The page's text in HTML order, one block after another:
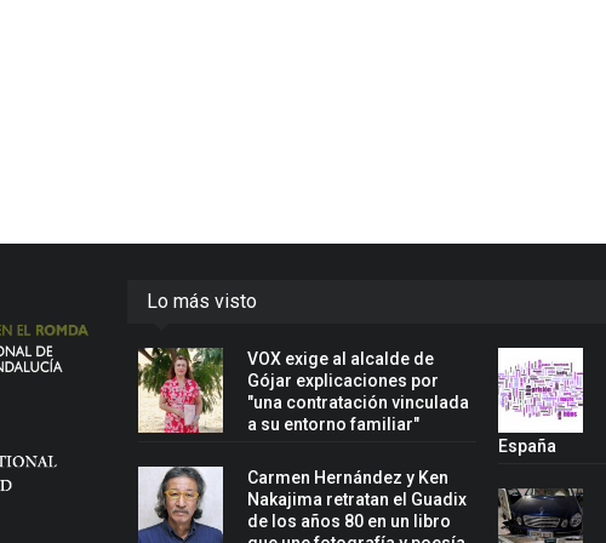
Lo más visto
VOX exige al alcalde de
Gójar explicaciones por
"una contratación vinculada
a su entorno familiar"
Carmen Hernández y Ken
Nakajima retratan el Guadix
de los años 80 en un libro
España